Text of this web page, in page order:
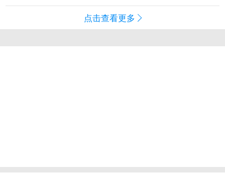
点击查看更多